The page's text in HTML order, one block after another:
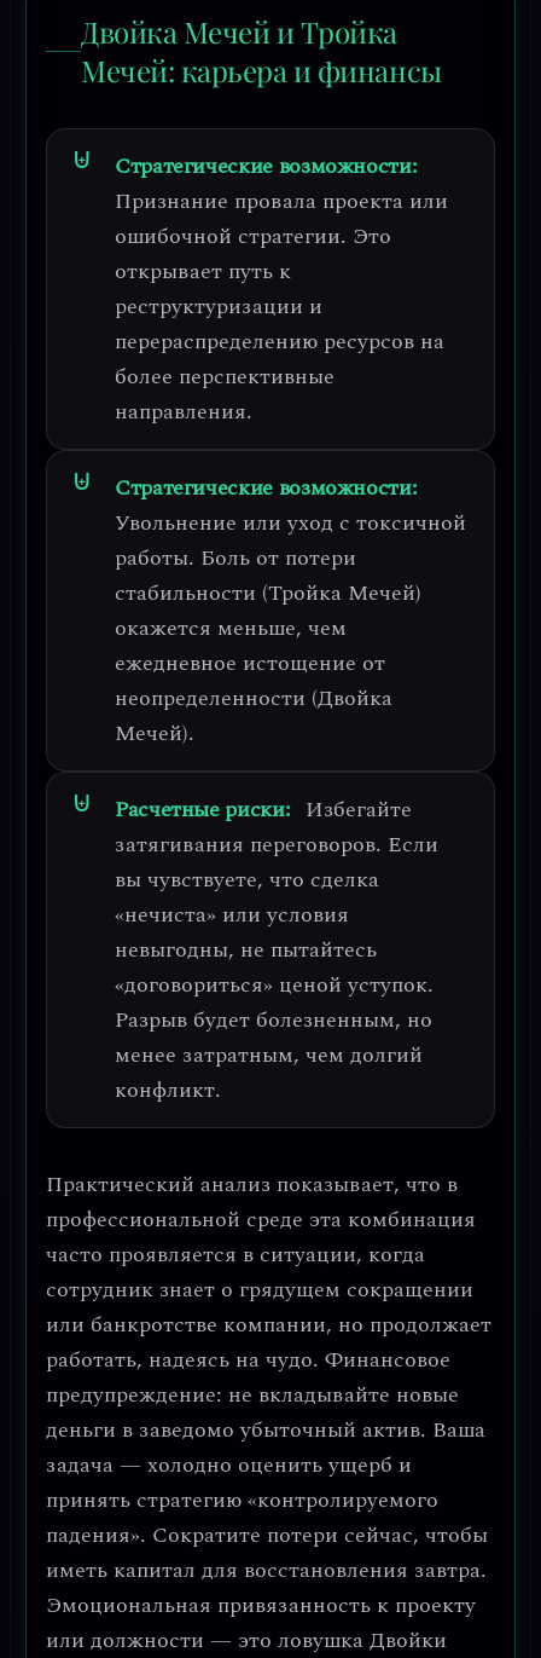
Двойка Мечей и Тройка
Мечей: карьера и финансы
Стратегические возможности:
Признание провала проекта или
ошибочной стратегии. Это
открывает путь к
реструктуризации и
перераспределению ресурсов на
более перспективные
направления.
Стратегические возможности:
Увольнение или уход с токсичной
работы. Боль от потери
стабильности (Тройка Мечей)
окажется меньше, чем
ежедневное истощение от
неопределенности (Двойка
Мечей).
Расчетные риски: Избегайте
затягивания переговоров. Если
вы чувствуете, что сделка
«нечиста» или условия
невыгодны, не пытайтесь
«договориться» ценой уступок.
Разрыв будет болезненным, но
менее затратным, чем долгий
конфликт.
Практический анализ показывает, что в
профессиональной среде эта комбинация
часто проявляется в ситуации, когда
сотрудник знает о грядущем сокращении
или банкротстве компании, но продолжает
работать, надеясь на чудо. Финансовое
предупреждение: не вкладывайте новые
деньги в заведомо убыточный актив. Ваша
задача — холодно оценить ущерб и
принять стратегию «контролируемого
падения». Сократите потери сейчас, чтобы
иметь капитал для восстановления завтра.
Эмоциональная привязанность к проекту
или должности — это ловушка Двойки